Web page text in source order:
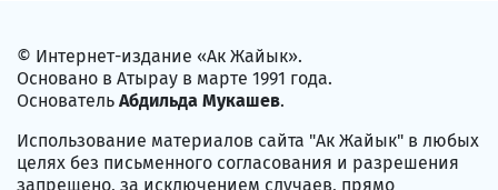
© Интернет-издание «Ак Жайык».
Основано в Атырау в марте 1991 года.
Основатель Абдильда Мукашев.
Использование материалов сайта "Ак Жайык" в любых
целях без письменного согласования и разрешения
запрещено, за исключением случаев, прямо